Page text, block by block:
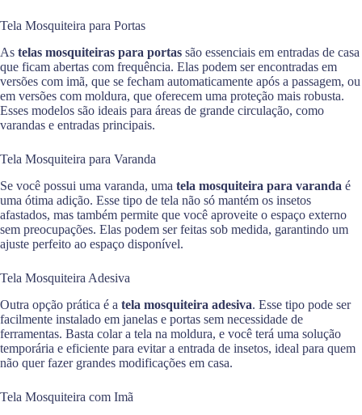
Tela Mosquiteira para Portas
As telas mosquiteiras para portas são essenciais em entradas de casa
que ficam abertas com frequência. Elas podem ser encontradas em
versões com imã, que se fecham automaticamente após a passagem, ou
em versões com moldura, que oferecem uma proteção mais robusta.
Esses modelos são ideais para áreas de grande circulação, como
varandas e entradas principais.
Tela Mosquiteira para Varanda
Se você possui uma varanda, uma tela mosquiteira para varanda é
uma ótima adição. Esse tipo de tela não só mantém os insetos
afastados, mas também permite que você aproveite o espaço externo
sem preocupações. Elas podem ser feitas sob medida, garantindo um
ajuste perfeito ao espaço disponível.
Tela Mosquiteira Adesiva
Outra opção prática é a tela mosquiteira adesiva. Esse tipo pode ser
facilmente instalado em janelas e portas sem necessidade de
ferramentas. Basta colar a tela na moldura, e você terá uma solução
temporária e eficiente para evitar a entrada de insetos, ideal para quem
não quer fazer grandes modificações em casa.
Tela Mosquiteira com Imã